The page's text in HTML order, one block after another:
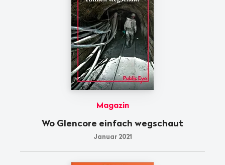
Magazin
Wo Glencore einfach wegschaut
Januar 2021